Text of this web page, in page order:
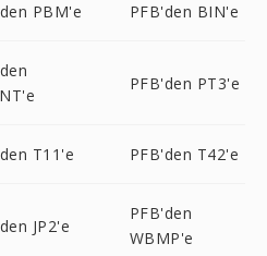
PBM'e PFB'den BIN'e
PFB'den PT3'e
T11'e PFB'den T42'e
JP2'e
PFB'den
WBMP'e